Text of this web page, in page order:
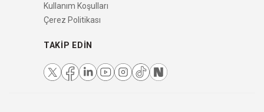
Kullanım Koşulları
Çerez Politikası
TAKIP EDIN